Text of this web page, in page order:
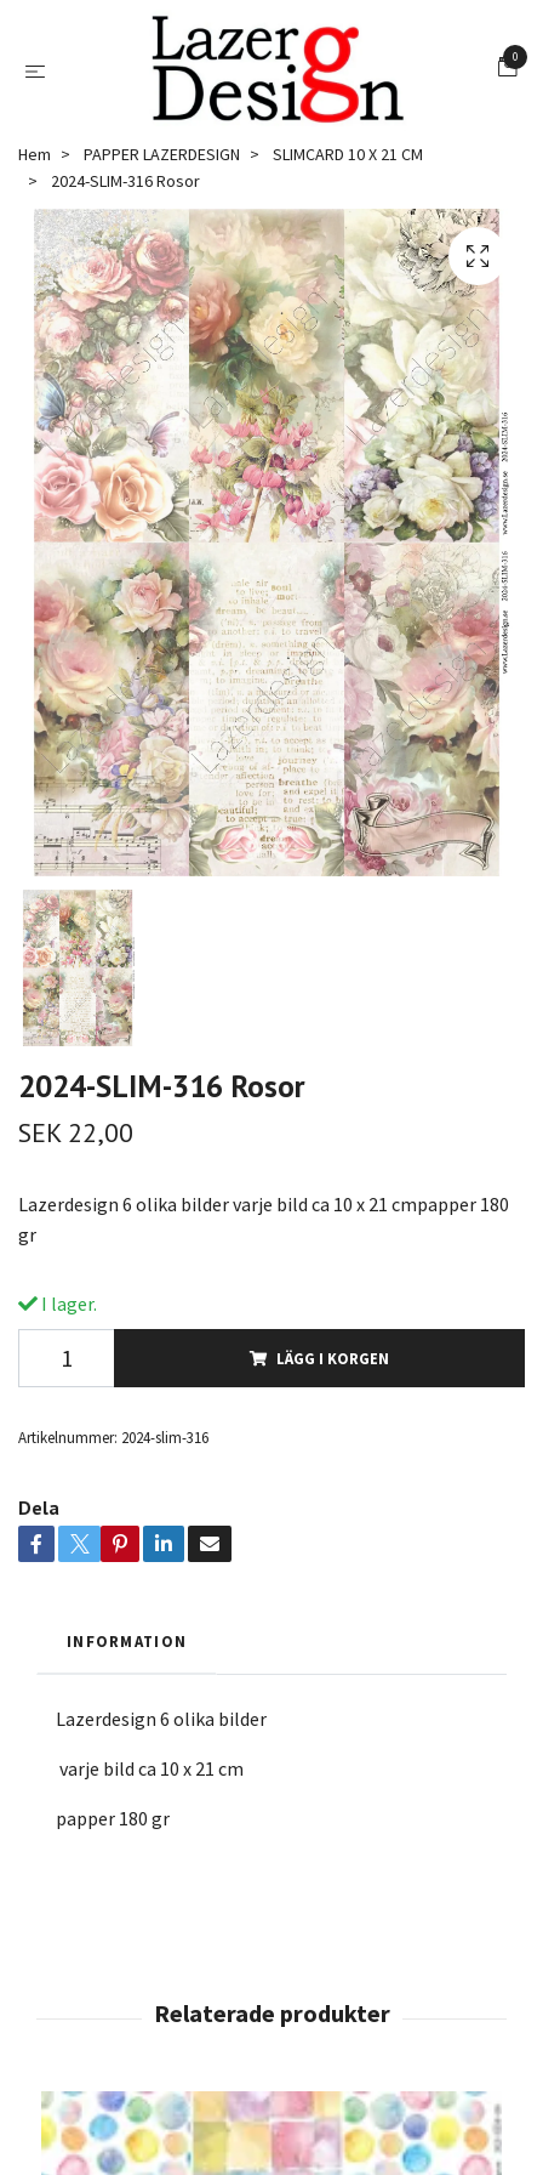
0
Hem PAPPER LAZERDESIGN
SLIMCARD 10 X 21 CM
2024-SLIM-316 Rosor
2024-SLIM-316 Rosor
SEK 22,00
Lazerdesign 6 olika bilder varje bild ca 10 x 21 cmpapper 180
gr
I lager.
LÄGG I KORGEN
Artikelnummer: 2024-slim-316
Dela
INFORMATION
Lazerdesign 6 olika bilder
varje bild ca 10 x 21 cm
papper 180 gr